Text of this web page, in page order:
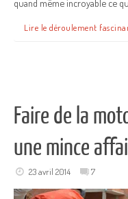
quand même incroyable ce
Lire le déroulement
Faire de la
une mince
23 avril 2014 7